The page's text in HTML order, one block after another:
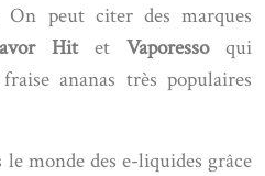
On peut citer des marques
Hit et Vaporesso qui
ananas très populaires
monde des e-liquides grâce